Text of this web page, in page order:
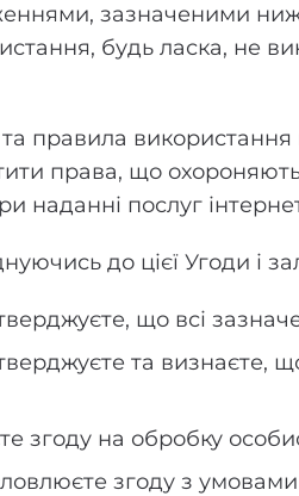
зазначеними
будь ласка, не
правила
права, що
наданні послуг
до цієї Угоди і
що всі
та визнаєте,
згоду на обробку
згоду з